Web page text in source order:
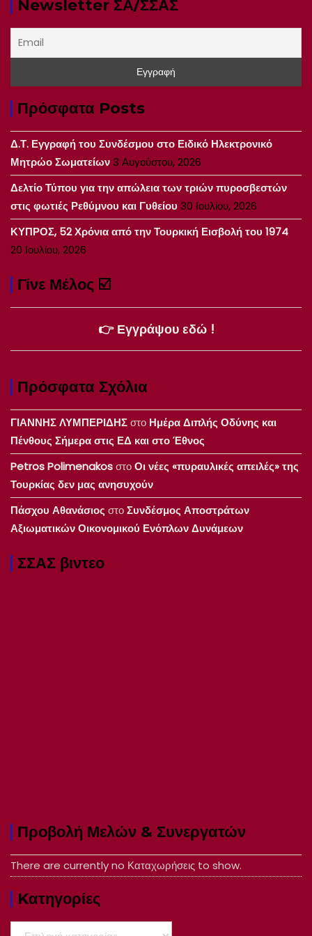
Newsletter ΣΑ/ΣΣΑΣ
Πρόσφατα Posts
Δ.Τ. Εγγραφή του Συνδέσμου στο Ειδικό Ηλεκτρονικό
Μητρώο Σωματείων3 Αυγούστου, 2026
Δελτίο Τύπου για την απώλεια των τριών πυροσβεστών
στις φωτιές Ρεθύμνου και Γυθείου 30 Ιουλίου, 2026
ΚΥΠΡΟΣ, 52 Χρόνια από την Τουρκική Εισβολή του 1974
20 Ιουλίου, 2026
Γίνε Μέλος ☑️
👉 Εγγράψου εδώ !
Πρόσφατα Σχόλια
ΓΙΑΝΝΗΣ ΛΥΜΠΕΡΙΔΗΣστο Ημέρα Διπλής Οδύνης και
Πένθους Σήμερα στις ΕΔ και στο Έθνος
Petros PolimenakosστοΟι νέες «πυραυλικές απειλές» της
Τουρκίας δεν μας ανησυχούν
Πάσχου Αθανάσιος στοΣυνδέσμος Αποστράτων
Αξιωματικών Οικονομικού Ενόπλων Δυνάμεων
ΣΣΑΣ βιντεο
Προβολή Μελών & Συνεργατών
There are currently no Καταχωρήσεις to show.
Kατηγορίες